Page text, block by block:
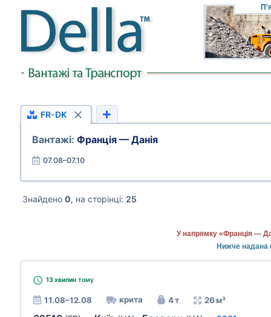
FR-DK
Вантажі: Франція — Данія
07.08–07.10
Знайдено 0, на сторінці: 25
У напрямку «Франція —
Нижче надана
13 хвилин тому
11.08–12.08 крита 4 т 26 м³